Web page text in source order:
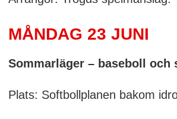
MÅNDAG 23 JUNI
Sommarläger – baseboll och
Plats: Softbollplanen bakom